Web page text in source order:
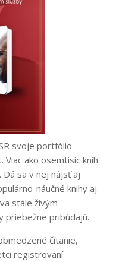
svoje portfólio
Viac ako osemtisíc kníh
sa v nej nájsť aj
náučné knihy aj
stále živým
priebežne pribúdajú.
čítanie,
registrovaní